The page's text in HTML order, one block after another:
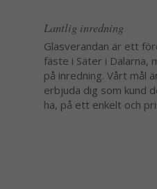
Lantlig inredning
Glasverandan är ett
fäste i Säter i Dalarna,
på inredning. Vårt mål
erbjuda dig som kund
ha, på ett enkelt och